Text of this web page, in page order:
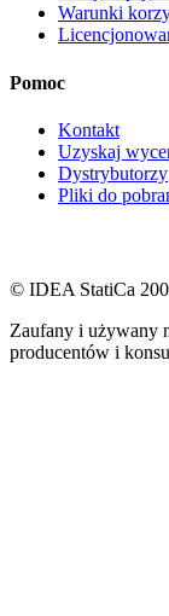
Warunki
Pomoc
Kontakt
Uzyskaj
Dystrybutorzy
Pliki do
© IDEA StatiCa
Zaufany i używany
producentów i